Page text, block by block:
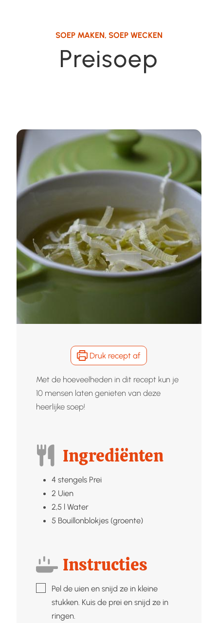
SOEP MAKEN, SOEP WECKEN
Preisoep
Druk recept af
Met de hoeveelheden in dit recept kun je
10 mensen laten genieten van deze
heerlijke soep!
Ingrediënten
4 stengels Prei
2 Uien
2,5 l Water
5 Bouillonblokjes (groente)
Instructies
▢Pel de uien en snijd ze in kleine
stukken. Kuis de prei en snijd ze in
ringen.